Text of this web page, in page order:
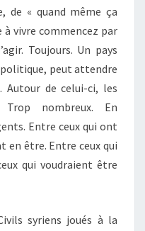
de « quand même ça
vivre commencez par
Toujours. Un pays
peut attendre
Autour de celui-ci, les
nombreux. En
Entre ceux qui ont
en être. Entre ceux qui
qui voudraient être
syriens joués à la